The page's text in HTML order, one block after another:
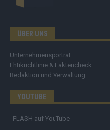
ÜBER UNS
Unternehmensporträt
Ehtikrichtlinie & Faktencheck
Redaktion und Verwaltung
YOUTUBE
FLASH auf YouTube